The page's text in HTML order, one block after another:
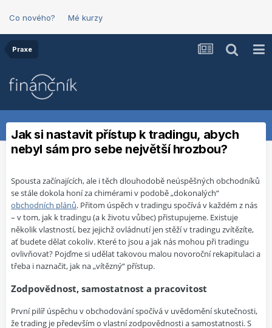
Co nového? Mé kurzy
Praxe
Jak si nastavit přístup k tradingu, abych
nebyl sám pro sebe největší hrozbou?
Spousta začínajících, ale i těch dlouhodobě neúspěšných obchodníků
se stále dokola honí za chimérami v podobě „dokonalých“
obchodních plánů. Přitom úspěch v tradingu spočívá v každém z nás
– v tom, jak k tradingu (a k životu vůbec) přistupujeme. Existuje
několik vlastností, bez jejichž ovládnutí jen stěží v tradingu zvítězíte,
ať budete dělat cokoliv. Které to jsou a jak nás mohou při tradingu
ovlivňovat? Pojďme si udělat takovou malou novoroční rekapitulaci a
třeba i naznačit, jak na „vítězný“ přístup.
Zodpovědnost, samostatnost a pracovitost
První pilíř úspěchu v obchodování spočívá v uvědomění skutečnosti,
že trading je především o vlastní zodpovědnosti a samostatnosti. S